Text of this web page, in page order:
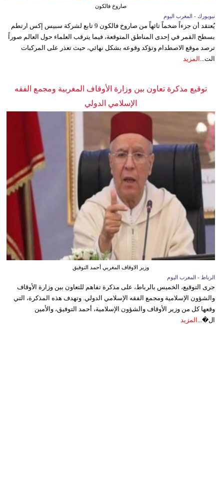
صاروخ فالكون
نيويورك - المغرب اليوم
يُعتقد أن جزءاً ضخماً تائهاً من صاروخ فالكون 9 تابع لشركة سبيس إكس ارتطم
بسطح القمر في إحدى المناطق المتوقعة، فيما يترقب العلماء حول العالم صوراً
ترصد موقع الاصطدام وتؤكد وقوعه بشكل نهائي، حيث تعذر على المركبات
الت... المزيد
توقيع مذكرة تعاون بين وزارة الأوقاف المغربية ومجمع الفقه
الإسلامي الدولي
وزير الاوقاف المغربي أحمد التوفيق
الرباط - المغرب اليوم
جرى التوقيع، الخميس بالرباط، على مذكرة تفاهم للتعاون بين وزارة الأوقاف
والشؤون الإسلامية ومجمع الفقه الإسلامي الدولي. وتهدف هذه المذكرة، التي
وقعها كل من وزير الأوقاف والشؤون الإسلامية، أحمد التوفيق، والأمين
ال�... المزيد